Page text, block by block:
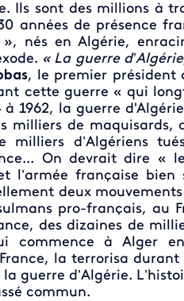
Ils sont des millions à
années de présence
nés en Algérie,
« La guerre
, le premier président
cette guerre « qui
à 1962, la guerre
milliers de maquisards,
d’Algériens
On devrait dire «
l’armée française
deux
pro-français, au
des dizaines de
commence à Alger
la terrorisa
guerre d’Algérie.
commun.